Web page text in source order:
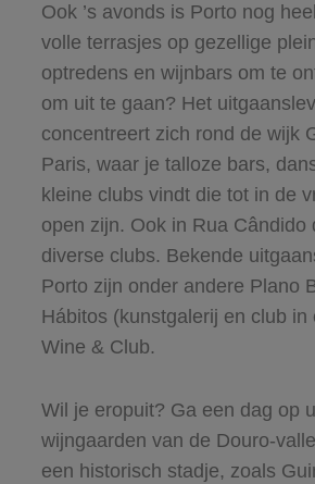
Ook ’s avonds is Porto nog
volle terrasjes op gezellige
optredens en wijnbars om te
om uit te gaan? Het
concentreert zich rond de wijk
Paris, waar je talloze bars,
kleine clubs vindt die tot in de
open zijn. Ook in Rua Cândido
diverse clubs. Bekende
Porto zijn onder andere Plano
Hábitos (kunstgalerij en club in
Wine & Club.
Wil je eropuit? Ga een dag op
wijngaarden van de Douro-
een historisch stadje, zoals